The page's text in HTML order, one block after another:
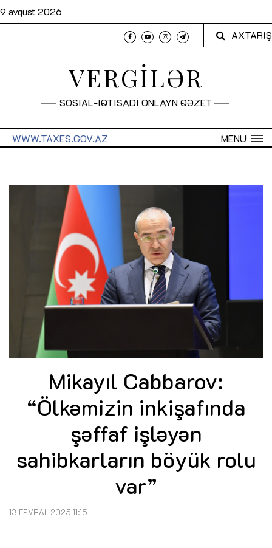
9 avqust 2026
AXTARIŞ
VERGİLƏR
SOSİAL-İQTİSADİ ONLAYN QƏZET
MENU
WWW.TAXES.GOV.AZ
Mikayıl Cabbarov:
“Ölkəmizin inkişafında
şəffaf işləyən
sahibkarların böyük rolu
var”
13 FEVRAL 2025 11:15